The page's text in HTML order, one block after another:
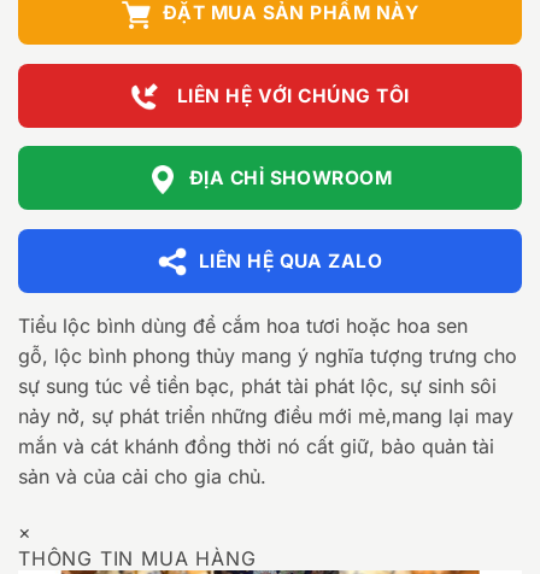
ĐẶT MUA SẢN PHẨM NÀY
LIÊN HỆ VỚI CHÚNG TÔI
ĐỊA CHỈ SHOWROOM
LIÊN HỆ QUA ZALO
Tiểu lộc bình dùng để cắm hoa tươi hoặc hoa sen
gỗ, lộc bình phong thủy mang ý nghĩa tượng trưng cho
sự sung túc về tiền bạc, phát tài phát lộc, sự sinh sôi
nảy nở, sự phát triển những điều mới mẻ,mang lại may
mắn và cát khánh đồng thời nó cất giữ, bảo quản tài
sản và của cải cho gia chủ.
×
THÔNG TIN MUA HÀNG